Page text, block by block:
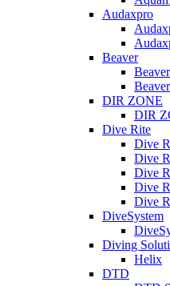
Audaxpro
Beaver
DIR ZONE
DIR
Dive Rite
Dive
Dive
Dive
Dive
Dive
DiveSystem
Diving
Helix
DTD